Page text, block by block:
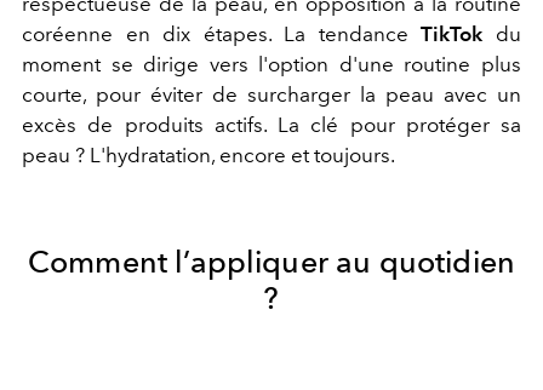
coréenne en dix étapes. La tendanceTikTok du
moment se dirige vers l'option d'une routine plus
courte, pour éviter de surcharger la peau avec un
excès de produits actifs. La clé pour protéger sa
peau ? L'hydratation, encore et toujours.
Comment l’appliquer au quotidien
?